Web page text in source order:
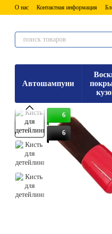
Перейти к основному контенту
О нас Контактная информация
Автошампуни
6
6